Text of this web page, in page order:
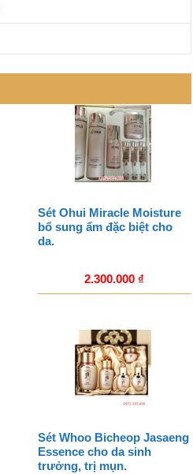
Sét Ohui Miracle Moisture
bổ sung ẩm đặc biệt cho
da.
2.300.000 ₫
Sét Whoo Bicheop Jasaeng
Essence cho da sinh
trưởng, trị mụn.